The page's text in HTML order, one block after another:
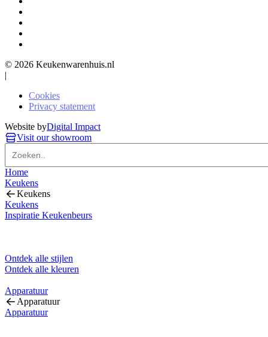
© 2026 Keukenwarenhuis.nl
|
Cookies
Privacy statement
Website byDigital Impact
Visit our showroom
Home
Keukens
Keukens
Keukens
Inspiratie Keukenbeurs
Ontdek alle stijlen
Ontdek alle kleuren
Apparatuur
Apparatuur
Apparatuur